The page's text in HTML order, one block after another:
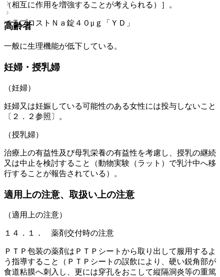
ベラプロストＮａ錠４０μｇ「ＹＤ」
（相互に作用を増強することが考えられる）］。
高齢者
一般に生理機能が低下している。
妊婦・授乳婦
（妊婦）
妊婦又は妊娠している可能性のある女性には投与しないこと
〔２．２参照〕。
（授乳婦）
治療上の有益性及び母乳栄養の有益性を考慮し、授乳の継続
又は中止を検討すること（動物実験（ラット）で乳汁中へ移
行することが報告されている）。
適用上の注意、取扱い上の注意
（適用上の注意）
１４．１． 薬剤交付時の注意
ＰＴＰ包装の薬剤はＰＴＰシートから取り出して服用するよ
う指導すること（ＰＴＰシートの誤飲により、硬い鋭角部が
食道粘膜へ刺入し、更には穿孔をおこして縦隔洞炎等の重篤